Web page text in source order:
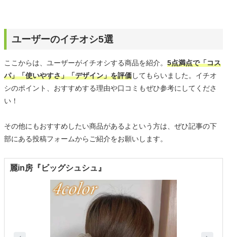
ユーザーのイチオシ5選
ここからは、ユーザーがイチオシする商品を紹介。 5点満点で「コス
パ」「使いやすさ」「デザイン」を評価してもらいました。イチオ
シのポイント、おすすめする理由や口コミもぜひ参考にしてくださ
い！
その他にもおすすめしたい商品があるよという方は、ぜひ記事の下
部にある投稿フォームからご紹介をお願いします。
麗in房『ビッグシュシュ』